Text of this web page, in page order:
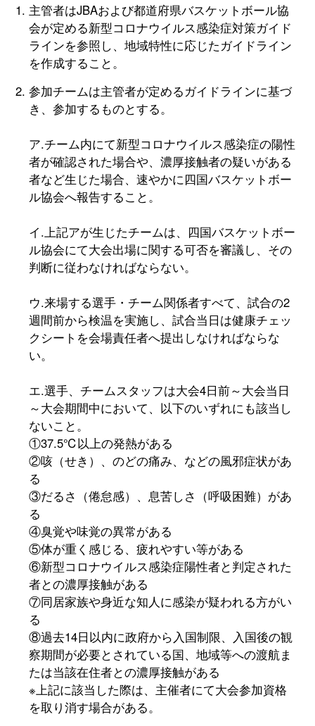
主管者はJBAおよび都道府県バスケットボール協
会が定める新型コロナウイルス感染症対策ガイド
ラインを参照し、地域特性に応じたガイドライン
を作成すること。
参加チームは主管者が定めるガイドラインに基づ
き、参加するものとする。
ア.チーム内にて新型コロナウイルス感染症の陽性
者が確認された場合や、濃厚接触者の疑いがある
者など生じた場合、速やかに四国バスケットボー
ル協会へ報告すること。
イ.上記アが生じたチームは、四国バスケットボー
ル協会にて大会出場に関する可否を審議し、その
判断に従わなければならない。
ウ.来場する選手・チーム関係者すべて、試合の2
週間前から検温を実施し、試合当日は健康チェッ
クシートを会場責任者へ提出しなければならな
い。
エ.選手、チームスタッフは大会4日前～大会当日
～大会期間中において、以下のいずれにも該当し
ないこと。
①37.5℃以上の発熱がある
②咳（せき）、のどの痛み、などの風邪症状があ
る
③だるさ（倦怠感）、息苦しさ（呼吸困難）があ
る
④臭覚や味覚の異常がある
⑤体が重く感じる、疲れやすい等がある
⑥新型コロナウイルス感染症陽性者と判定された
者との濃厚接触がある
⑦同居家族や身近な知人に感染が疑われる方がい
る
⑧過去14日以内に政府から入国制限、入国後の観
察期間が必要とされている国、地域等への渡航ま
たは当該在住者との濃厚接触がある
※上記に該当した際は、主催者にて大会参加資格
を取り消す場合がある。